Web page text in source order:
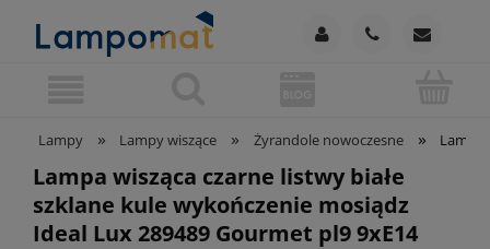
Lampy » Lampy wiszące » Żyrandole nowoczesne » Lampa
Lampa wisząca czarne listwy białe
szklane kule wykończenie mosiądz
Ideal Lux 289489 Gourmet pl9 9xE14